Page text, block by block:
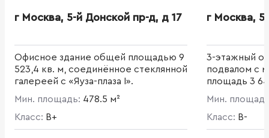
г Москва, 5-й Донской пр-д, д 17
Офисное здание общей площадью 9
523,4 кв. м, соединённое стеклянной
галереей с «Яуза-плаза I».
Мин. площадь: 478.5 м²
Класс: B+
г Москва,
3-этажный
подвалом с
площадь 3
Мин.
Класс: B-